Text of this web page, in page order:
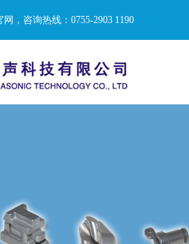
，咨询热线：0755-2903 1190